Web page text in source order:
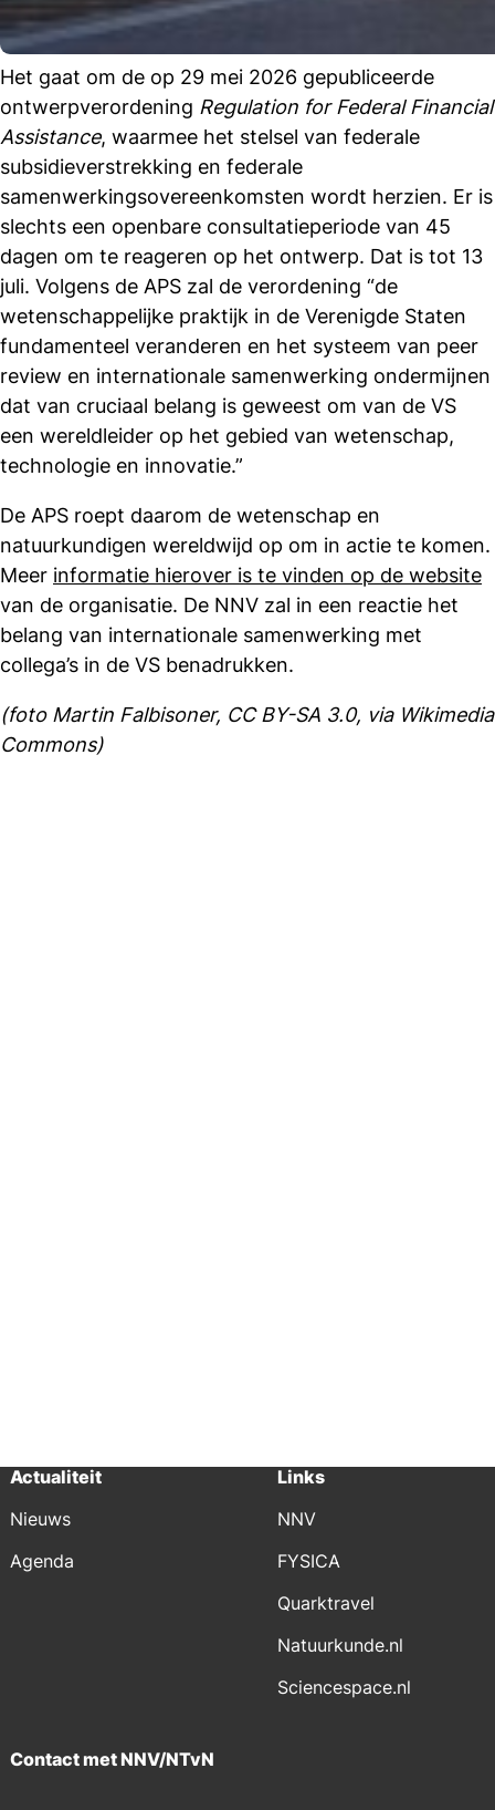
Het gaat om de op 29 mei 2026 gepubliceerde
ontwerpverordening Regulation for Federal Financial
Assistance, waarmee het stelsel van federale
subsidieverstrekking en federale
samenwerkingsovereenkomsten wordt herzien. Er is
slechts een openbare consultatieperiode van 45
dagen om te reageren op het ontwerp. Dat is tot 13
juli. Volgens de APS zal de verordening “de
wetenschappelijke praktijk in de Verenigde Staten
fundamenteel veranderen en het systeem van peer
review en internationale samenwerking ondermijnen
dat van cruciaal belang is geweest om van de VS
een wereldleider op het gebied van wetenschap,
technologie en innovatie.”
De APS roept daarom de wetenschap en
natuurkundigen wereldwijd op om in actie te komen.
Meer informatie hierover is te vinden op de website
van de organisatie. De NNV zal in een reactie het
belang van internationale samenwerking met
collega’s in de VS benadrukken.
(foto Martin Falbisoner, CC BY-SA 3.0, via Wikimedia
Commons)
Actualiteit
Nieuws
Agenda
Links
NNV
FYSICA
Quarktravel
Natuurkunde.nl
Sciencespace.nl
Contact met NNV/NTvN